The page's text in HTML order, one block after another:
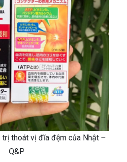
thoát vị đĩa đệm của Nhật –
Q&P